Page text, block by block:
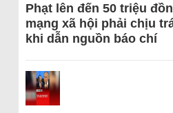
Phạt lên đến 50 triệu
mạng xã hội phải chịu
khi dẫn nguồn báo chí